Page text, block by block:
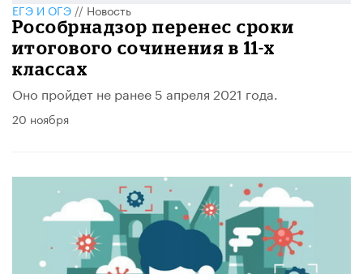
ЕГЭ И ОГЭ // Новость
Рособрнадзор перенес сроки
итогового сочинения в 11-х
классах
Оно пройдет не ранее 5 апреля 2021 года.
20 ноября